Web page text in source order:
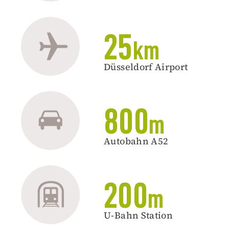
25 km
Düsseldorf Airport
800m
Autobahn A52
200m
U-Bahn Station